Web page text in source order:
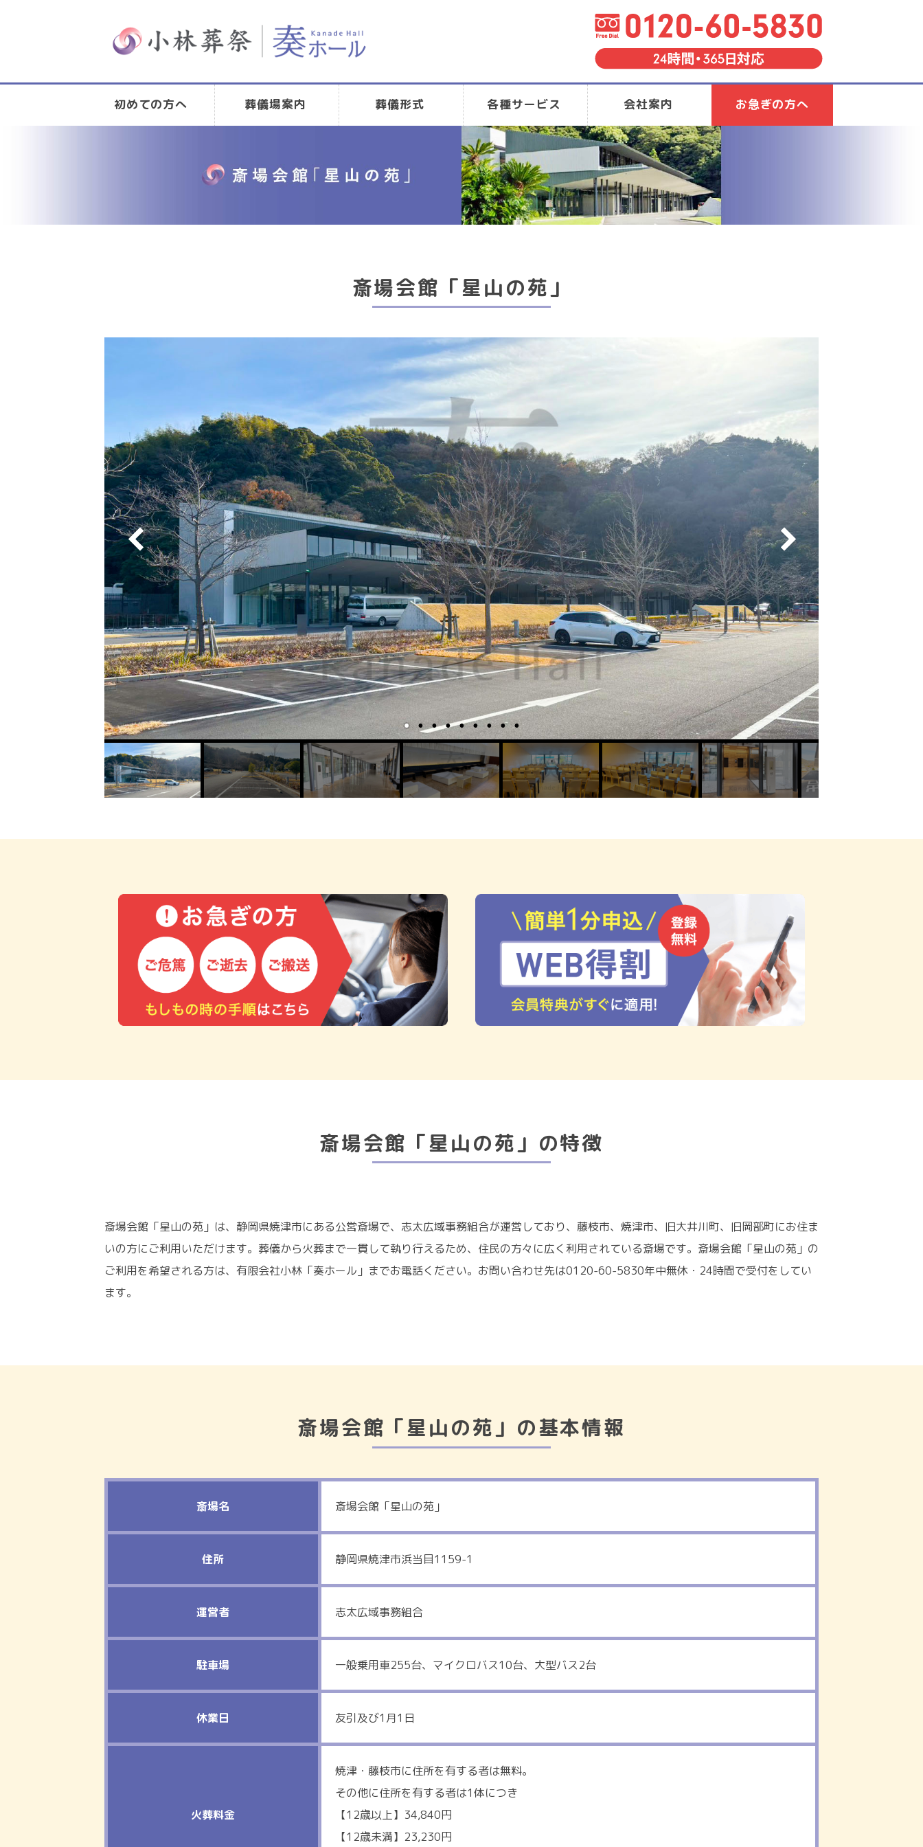
初めての方へ 葬儀場案内 葬儀形式 各種サービス 会社案内 お急ぎの方へ
斎場会館「星山の苑」
斎場会館「星山の苑」の特徴
斎場会館「星山の苑」は、静岡県焼津市にある公営斎場で、志太広域事務組合が運営しており、藤枝市、焼津市、旧大井川町、旧岡部町にお住ま
いの方にご利用いただけます。葬儀から火葬まで一貫して執り行えるため、住民の方々に広く利用されている斎場です。斎場会館「星山の苑」の
ご利用を希望される方は、有限会社小林「奏ホール」までお電話ください。お問い合わせ先は0120-60-5830年中無休・24時間で受付をしてい
ます。
斎場会館「星山の苑」の基本情報
斎場名 斎場会館「星山の苑」
住所 静岡県焼津市浜当目1159-1
運営者 志太広域事務組合
駐車場 一般乗用車255台、マイクロバス10台、大型バス2台
休業日 友引及び1月1日
火葬料金
焼津・藤枝市に住所を有する者は無料。
その他に住所を有する者は1体につき
【12歳以上】34,840円
【12歳未満】23,230円